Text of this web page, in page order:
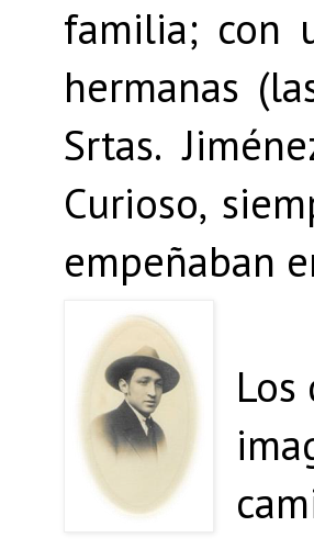
familia; con
hermanas
Srtas.
Curioso,
empeñaban